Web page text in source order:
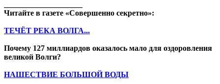
Читайте в газете «Совершенно секретно»:
ТЕЧЁТ РЕКА ВОЛГА...
Почему 127 миллиардов оказалось мало для оздоровления
великой Волги?
НАШЕСТВИЕ БОЛЬШОЙ ВОДЫ